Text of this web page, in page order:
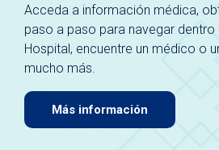
Acceda a información médica,
paso a paso para navegar dentro
Hospital, encuentre un médico o
mucho más.
Más información